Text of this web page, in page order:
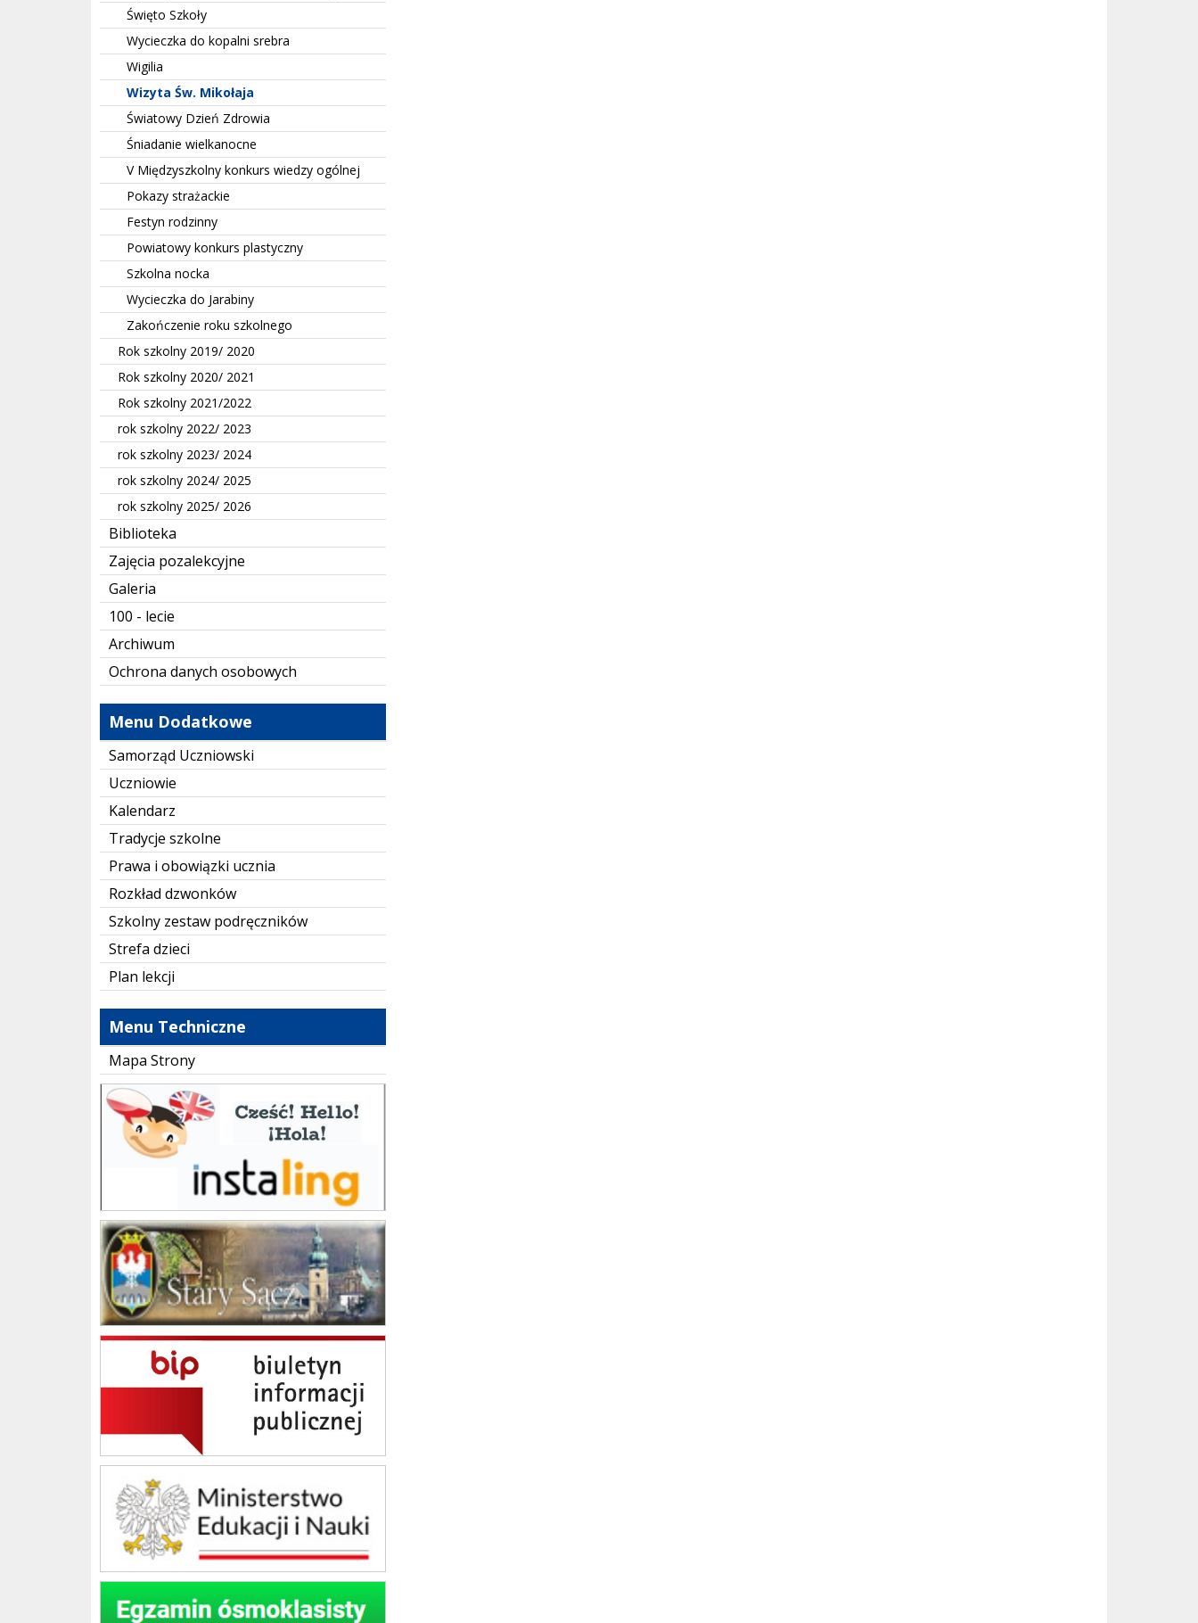
Święto Szkoły
Wycieczka do kopalni srebra
Wigilia
Wizyta Św. Mikołaja
Światowy Dzień Zdrowia
Śniadanie wielkanocne
V Międzyszkolny konkurs wiedzy ogólnej
Pokazy strażackie
Festyn rodzinny
Powiatowy konkurs plastyczny
Szkolna nocka
Wycieczka do Jarabiny
Zakończenie roku szkolnego
Rok szkolny 2019/ 2020
Rok szkolny 2020/ 2021
Rok szkolny 2021/2022
rok szkolny 2022/ 2023
rok szkolny 2023/ 2024
rok szkolny 2024/ 2025
rok szkolny 2025/ 2026
Biblioteka
Zajęcia pozalekcyjne
Galeria
100 - lecie
Archiwum
Ochrona danych osobowych
Menu Dodatkowe
Samorząd Uczniowski
Uczniowie
Kalendarz
Tradycje szkolne
Prawa i obowiązki ucznia
Rozkład dzwonków
Szkolny zestaw podręczników
Strefa dzieci
Plan lekcji
Menu Techniczne
Mapa Strony
instaling
Gmina Stary Sącz
BIP Szkoła Podstawowa im. Jana Brzechwy w Skrudzinie
Ministerstwo Edukacji Narodowej
Egzamin ósmoklasisty